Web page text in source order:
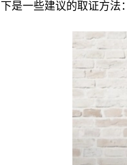
下是一些建议的取证方法：